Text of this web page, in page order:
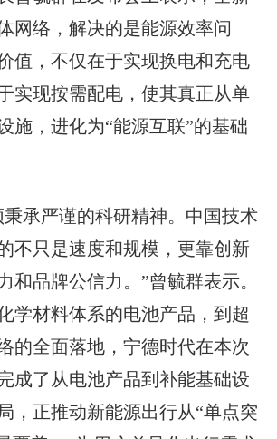
网络，解决的是能源效率问
值，不仅在于实现换电和充电
实现按需配电，使其真正从单
施，进化为“能源互联”的基础
秉承严谨的科研精神。中国技术
不只是速度和规模，更靠创新
和品牌公信力。”曾毓群表示。
学材料体系的电池产品，到超
的全面落地，宁德时代在本次
成了从电池产品到补能基础设
，正推动新能源出行从“单点突